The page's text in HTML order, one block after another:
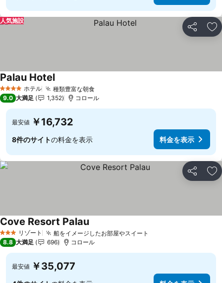
シェア お
人気施設
4 ホテルのランク
ホテル 種類豊富な朝食料金を表示
Palau Hotel料金を表示
9.0 大満足 1,352 コロール
最安値 ￥16,732
8件のサイトの料金を表示 料金を表示
シェア お
3 ホテルのランク
リゾート 船をイメージしたお部屋やスイート
Cove Resort Palau料金を表示
8.8 大満足 696 コロール
最安値 ￥35,077